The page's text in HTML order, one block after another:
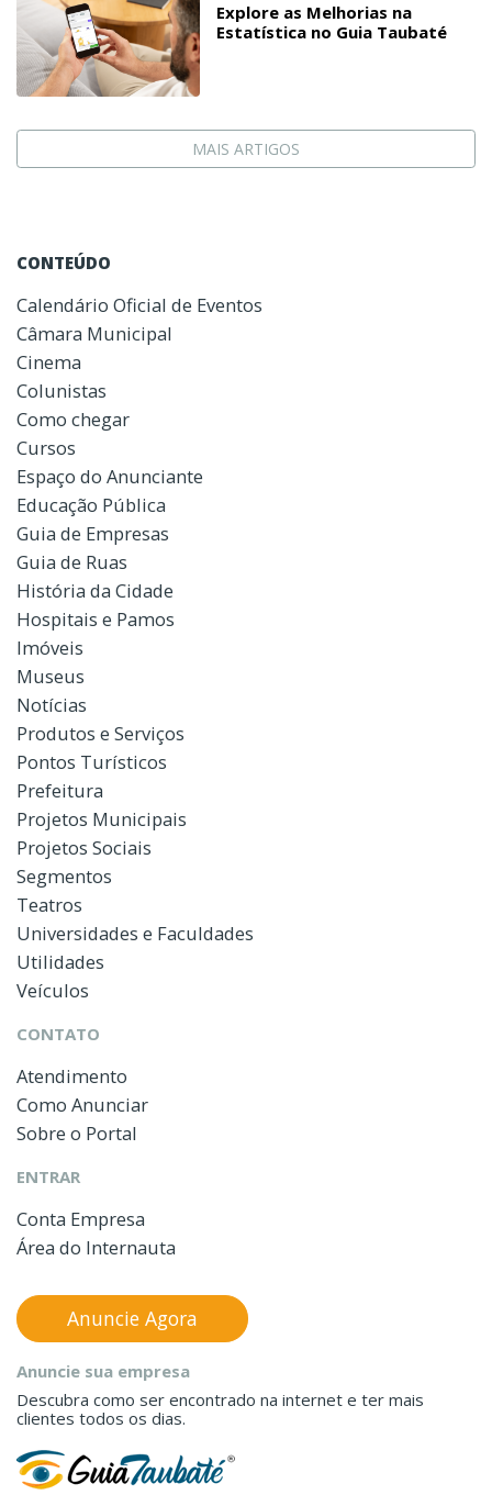
Explore as Melhorias na
Estatística no Guia Taubaté
MAIS ARTIGOS
CONTEÚDO
Calendário Oficial de Eventos
Câmara Municipal
Cinema
Colunistas
Como chegar
Cursos
Espaço do Anunciante
Educação Pública
Guia de Empresas
Guia de Ruas
História da Cidade
Hospitais e Pamos
Imóveis
Museus
Notícias
Produtos e Serviços
Pontos Turísticos
Prefeitura
Projetos Municipais
Projetos Sociais
Segmentos
Teatros
Universidades e Faculdades
Utilidades
Veículos
CONTATO
Atendimento
Como Anunciar
Sobre o Portal
ENTRAR
Conta Empresa
Área do Internauta
Anuncie sua empresa
Descubra como ser encontrado na internet e ter mais
clientes todos os dias.
Anuncie Agora